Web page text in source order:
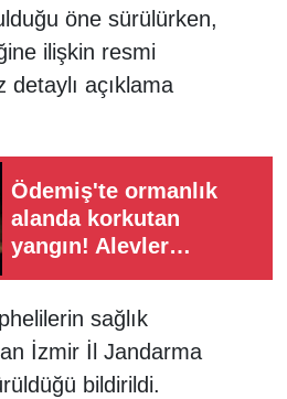
öne sürülürken,
ilişkin resmi
açıklama
Ödemiş'te ormanlık
alanda korkutan
yangın! Alevler
sağlık
İzmir İl Jandarma
bildirildi.